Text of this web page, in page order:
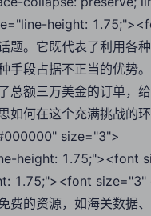
height:
题。它既代表了利用各
手段占据不正当的优势
总额三万美金的订单，
如何在这个充满挑战
size="3">
height: 1.75;"><font
1.75;"><font size="3"
费的资源，如海关数据